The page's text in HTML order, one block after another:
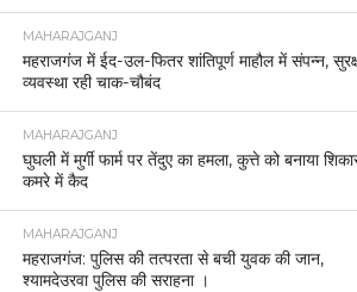
MAHARAJGANJ
महराजगंज में ईद-उल-फितर शांतिपूर्ण माहौल में संपन्न,
व्यवस्था रही चाक-चौबंद
MAHARAJGANJ
घुघली में मुर्गी फार्म पर तेंदुए का हमला, कुत्ते को बनाया
कमरे में कैद
MAHARAJGANJ
महराजगंज: पुलिस की तत्परता से बची युवक की जान,
श्यामदेउरवा पुलिस की सराहना ।